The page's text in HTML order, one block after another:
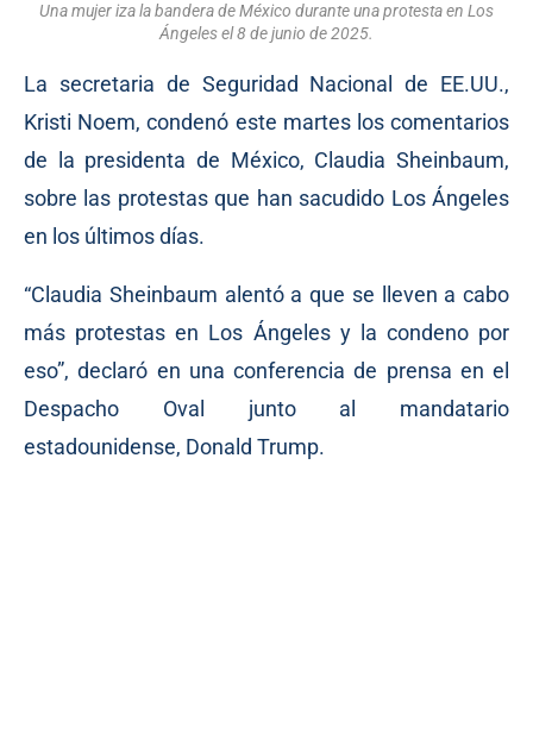
Una mujer iza la bandera de México durante una protesta en Los
Ángeles el 8 de junio de 2025.
La secretaria de Seguridad Nacional de EE.UU.,
Kristi Noem, condenó este martes los comentarios
de la presidenta de México, Claudia Sheinbaum,
sobre las protestas que han sacudido Los Ángeles
en los últimos días.
“Claudia Sheinbaum alentó a que se lleven a cabo
más protestas en Los Ángeles y la condeno por
eso”, declaró en una conferencia de prensa en el
Despacho Oval junto al mandatario
estadounidense, Donald Trump.